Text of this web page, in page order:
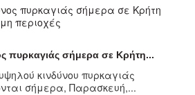
πυρκαγιάς σήμερα σε Κρήτη...
κινδύνου πυρκαγιάς
σήμερα, Παρασκευή,...